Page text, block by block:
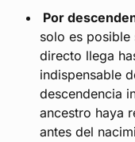
Por
solo es
directo llega
indispensable
descendencia
ancestro haya
antes del